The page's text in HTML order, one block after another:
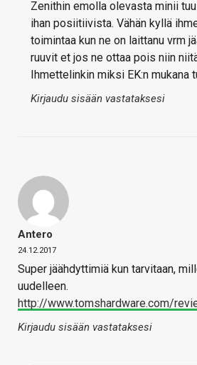
Zenithin emolla olevasta minii
ihan posiitiivista. Vähän kyllä
toimintaa kun ne on laittanu vrm
ruuvit et jos ne ottaa pois niin
Ihmettelinkin miksi EK:n mukana
Kirjaudu sisään vastataksesi
Antero
24.12.2017
Super jäähdyttimiä kun tarvitaan,
uudelleen.
http://www.tomshardware.com/
Kirjaudu sisään vastataksesi